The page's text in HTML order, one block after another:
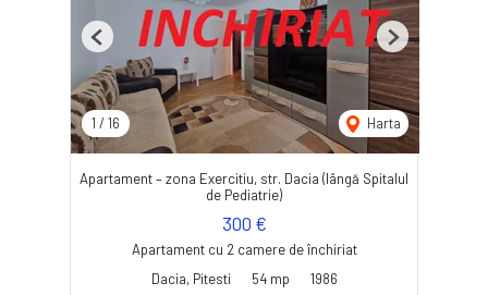
1 / 16 Harta
Previous Next
Apartament – zona Exercitiu, str. Dacia (lângă Spitalul
de Pediatrie)
300 €
Apartament cu 2 camere de închiriat
Dacia, Pitesti
54 mp 1986